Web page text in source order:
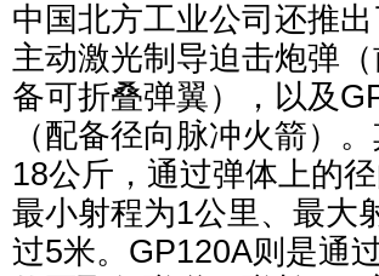
中国北方工业公司还推
主动激光制导迫击炮弹
备可折叠弹翼），以及
（配备径向脉冲火箭）
18公斤，通过弹体上的
最小射程为1公里、最大
过5米。GP120A则是通